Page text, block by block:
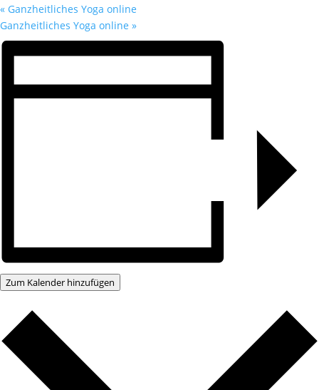
« Ganzheitliches Yoga online
Ganzheitliches Yoga online »
Zum Kalender hinzufügen